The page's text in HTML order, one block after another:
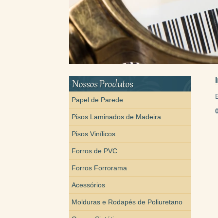
Papel de Parede
Pisos Laminados de Madeira
Pisos Vinílicos
Forros de PVC
Forros Forrorama
Acessórios
Molduras e Rodapés de Poliuretano